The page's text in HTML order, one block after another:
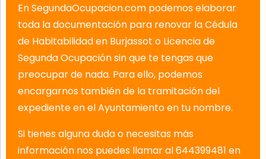
En SegundaOcupacion.com podemos elaborar
toda la documentación para renovar la Cédula
de Habitabilidad en Burjassot o Licencia de
Segunda Ocupación sin que te tengas que
preocupar de nada. Para ello, podemos
encargarnos también de la tramitación del
expediente en el Ayuntamiento en tu nombre.
Si tienes alguna duda o necesitas más
información nos puedes llamar al644399481 en